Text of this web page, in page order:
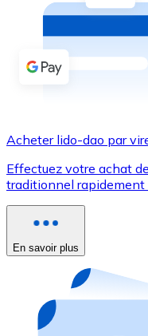
Achetez des
Acheter avec
Virement SEPA
Utilisez les cartes
Acheter avec carte
Nouveau
Achetez des
Aller à la boutique
Acheter lido-dao par
Effectuez votre achat
traditionnel rapidement
En savoir plus